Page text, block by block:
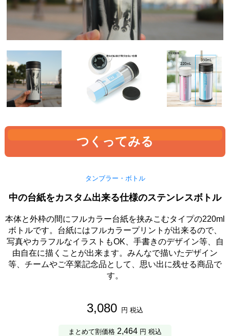
つくってみる
タンブラー・ボトル
中の台紙をカスタム出来る仕様のステンレスボトル
本体と外枠の間にフルカラー台紙を挟みこむタイプの220ml
ボトルです。台紙にはフルカラープリントが出来るので、
写真やカラフルなイラストもOK、手書きのデザイン等、自
由自在に描くことが出来ます。みんなで描いたデザイン
等、チームやご卒業記念品として、思い出に残せる商品で
す。
3,080 円 税込
まとめて割価格 2,464 円 税込